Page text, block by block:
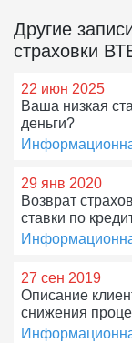
Другие
страховки
22 июн 2025
Ваша низкая
деньги?
29 янв 2020
Возврат
ставки по
27 сен 2019
Описание
снижения